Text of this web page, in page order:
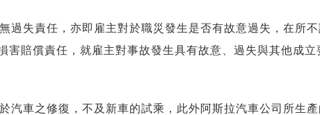
失責任，亦即雇主對於職災發生是否有故意過失，在所
害賠償責任，就雇主對事故發生具有故意、過失與其他成立
車之修復，不及新車的試乘，此外阿斯拉汽車公司所生